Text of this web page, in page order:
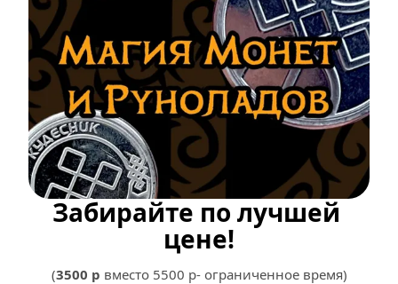
Забирайте по лучшей
цене!
(3500 р вместо 5500 р- ограниченное время)